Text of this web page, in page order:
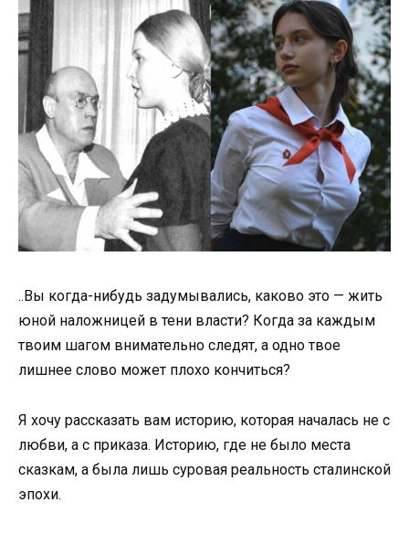
..Вы когда-нибудь задумывались, каково это — жить
юной наложницей в тени власти? Когда за каждым
твоим шагом внимательно следят, а одно твое
лишнее слово может плохо кончиться?
Я хочу рассказать вам историю, которая началась не с
любви, а с приказа. Историю, где не было места
сказкам, а была лишь суровая реальность сталинской
эпохи.